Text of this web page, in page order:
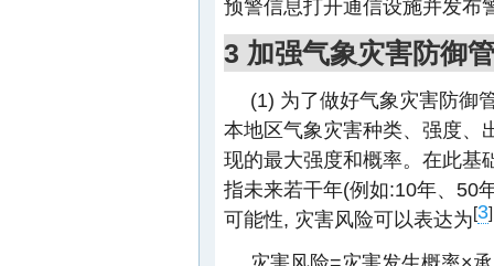
预警信息打开通信设施并发布
3 加强气象灾害防御
(1) 为了做好气象灾害防御
本地区气象灾害种类、强度、
现的最大强度和概率。在此基
指未来若干年(例如:10年、50
可能性, 灾害风险可以表达为[3]